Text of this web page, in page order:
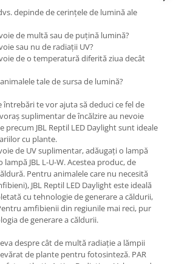
depinde de cerințele de lumină ale
de multă sau de puțină lumină?
sau nu de radiații UV?
de o temperatură diferită ziua decât
tale de sursa de lumină?
întrebări te vor ajuta să deduci ce fel de
suplimentar de încălzire au nevoie
precum JBL Reptil LED Daylight sunt ideale
cu plante.
de UV suplimentar, adăugați o lampă
lampă JBL L-U-W. Acestea produc, de
Pentru animalele care nu necesită
JBL Reptil LED Daylight este ideală
cu tehnologie de generare a căldurii,
amfibienii din regiunile mai reci, pur
de generare a căldurii.
despre cât de multă radiație a lămpii
de plante pentru fotosinteză. PAR